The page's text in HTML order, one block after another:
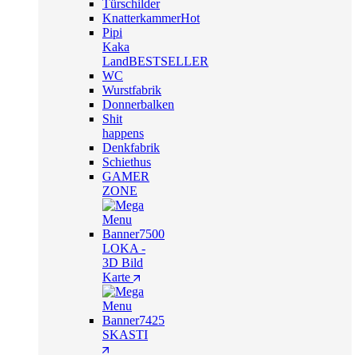
Türschilder
KnatterkammerHot
Pipi
Kaka
LandBESTSELLER
WC
Wurstfabrik
Donnerbalken
Shit
happens
Denkfabrik
Schiethus
GAMER
ZONE
LOKA -
3D Bild
Karte
SKASTI